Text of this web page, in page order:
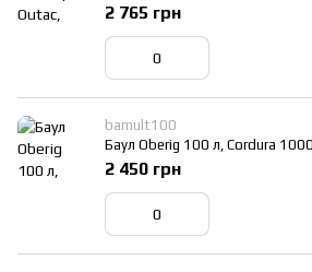
2 765 грн
bamult100
Баул Oberig 100 л, Cordura
2 450 грн